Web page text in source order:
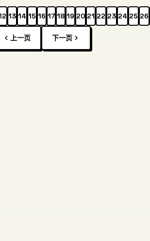
上一页
13 14 15 16 17 18 19 20 21 22 23 24 25 26
下一页